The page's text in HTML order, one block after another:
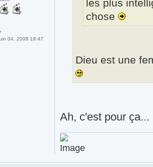
les plus
chose
Dieu est une
Ah, c'est pour ça...
04, 2008 19:47